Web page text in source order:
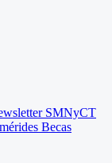
SMNyCT
Becas